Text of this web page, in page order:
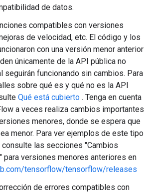
de datos.
compatibles con versiones
de velocidad, etc. El código y los
con una versión menor anterior
únicamente de la API pública no
seguirán funcionando sin cambios. Para
sobre qué es y qué no es la API
Qué está cubierto . Tenga en cuenta
a veces realiza cambios importantes
menores, donde se espera que
menor. Para ver ejemplos de este tipo
las secciones "Cambios
para versiones menores anteriores en
tensorflow/tensorflow/releases
de errores compatibles con